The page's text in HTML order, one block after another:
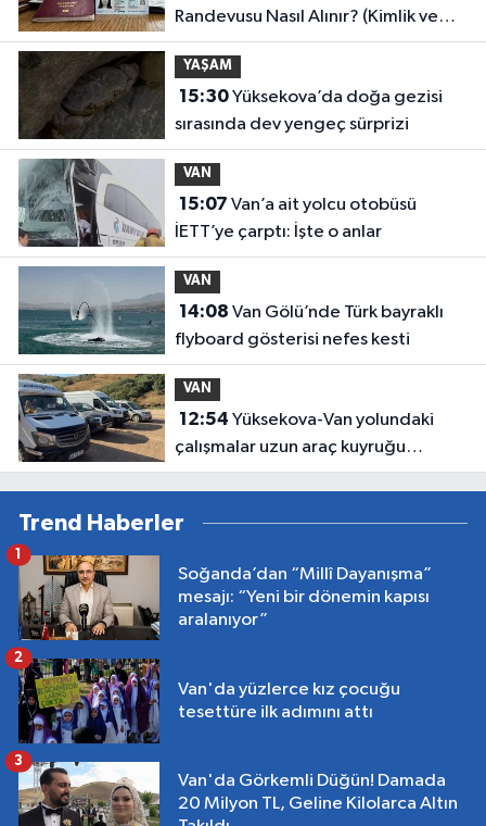
Randevusu Nasıl Alınır? (Kimlik ve
Pasaport Yenileme)
YAŞAM
15:30Yüksekova’da doğa gezisi
sırasında dev yengeç sürprizi
VAN
15:07
İETT’ye çarptı: İşte o anlar
VAN
14:08
flyboard gösterisi nefes kesti
VAN
12:54
çalışmalar uzun araç kuyruğu
oluşturdu
Trend Haberler
Soğanda’dan “Millî Dayanışma”
mesajı: “Yeni bir dönemin kapısı
aralanıyor”
1
Van'da yüzlerce kız çocuğu
tesettüre ilk adımını attı
2
Van'da Görkemli Düğün! Damada
20 Milyon TL, Geline Kilolarca Altın
3